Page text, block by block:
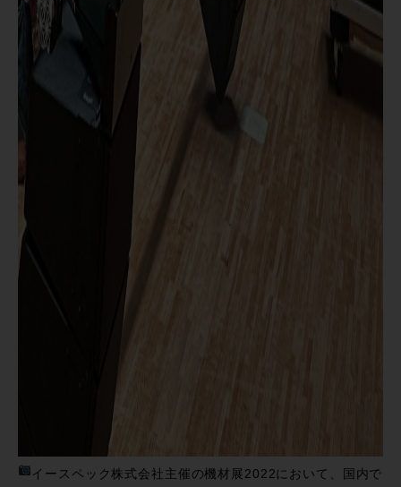
イースペック株式会社主催の機材展2022において、国内で